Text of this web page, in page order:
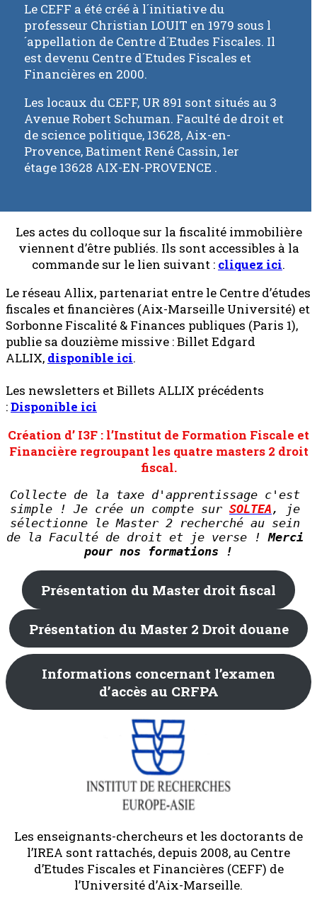
Le CEFF a été créé à l´initiative du
professeur Christian LOUIT en 1979 sous l
´appellation de Centre d´Etudes Fiscales. Il
est devenu Centre d´Etudes Fiscales et
Financières en 2000.
Les locaux du CEFF, UR 891 sont situés au 3
Avenue Robert Schuman. Faculté de droit et
de science politique, 13628, Aix-en-
Provence, Batiment René Cassin, 1er
étage 13628 AIX-EN-PROVENCE .
Les actes du colloque sur la fiscalité immobilière
viennent d’être publiés. Ils sont accessibles à la
commande sur le lien suivant : cliquez ici.
Le réseau Allix, partenariat entre le Centre d’études
fiscales et financières (Aix-Marseille Université) et
Sorbonne Fiscalité & Finances publiques (Paris 1),
publie sa douzième missive : Billet Edgard
ALLIX, disponible ici.
Les newsletters et Billets ALLIX précédents
:Disponible ici
Création d’ I3F : l’Institut de Formation Fiscale et
Financière regroupant les quatre masters 2 droit
fiscal.
Collecte de la taxe d'apprentissage c'est
simple ! Je crée un compte sur SOLTEA, je
sélectionne le Master 2 recherché au sein
de la Faculté de droit et je verse ! Merci
pour nos formations !
Présentation du Master droit fiscal
Présentation du Master 2 Droit douane
Informations concernant l’examen
d’accès au CRFPA
Les enseignants-chercheurs et les doctorants de
l’IREA sont rattachés, depuis 2008, au Centre
d’Etudes Fiscales et Financières (CEFF) de
l’Université d’Aix-Marseille.